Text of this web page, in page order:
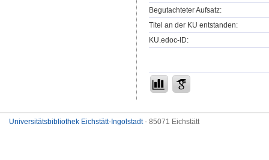
Begutachteter Aufsatz:
Titel an der KU entstanden:
KU.edoc-ID:
Universitätsbibliothek Eichstätt-Ingolstadt- 85071 Eichstätt